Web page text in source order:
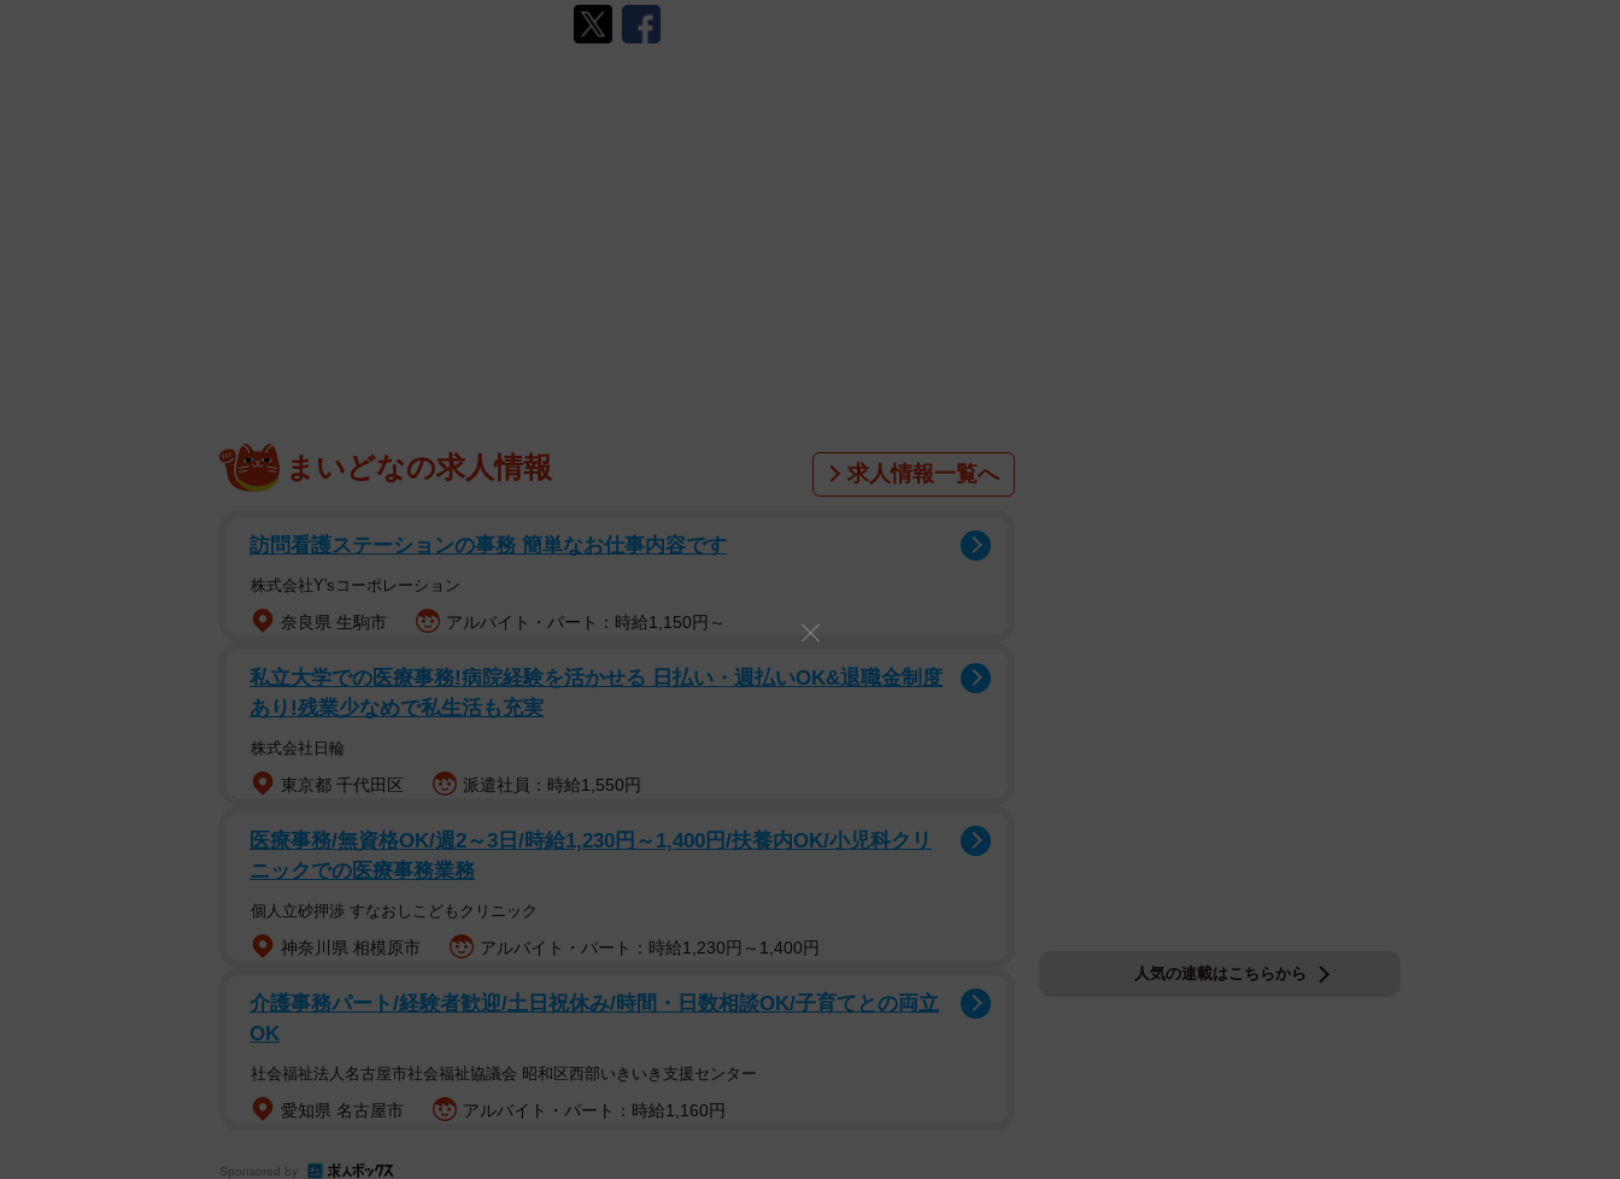
まいどなの求人情報 求人情報一覧へ
訪問看護ステーションの事務 簡単なお仕事内容です
株式会社Y'sコーポレーション
奈良県 生駒市 アルバイト・パート：時給1,150円～
私立大学での医療事務!病院経験を活かせる 日払い・週払いOK&退職金制度
あり!残業少なめで私生活も充実
株式会社日輪
東京都 千代田区 派遣社員：時給1,550円
医療事務/無資格OK/週2～3日/時給1,230円～1,400円/扶養内OK/小児科クリ
ニックでの医療事務業務
個人立砂押渉 すなおしこどもクリニック
神奈川県 相模原市 アルバイト・パート：時給1,230円～1,400円
介護事務パート/経験者歓迎/土日祝休み/時間・日数相談OK/子育てとの両立
OK
社会福祉法人名古屋市社会福祉協議会 昭和区西部いきいき支援センター
愛知県 名古屋市 アルバイト・パート：時給1,160円
Sponsored by
人気の連載はこちらから